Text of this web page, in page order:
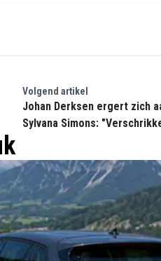
Volgend artikel
Johan Derksen ergert zich
Sylvana Simons: